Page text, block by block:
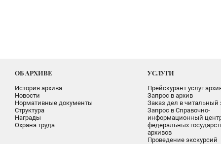
ОБ АРХИВЕ
История архива
Новости
Нормативные документы
Структура
Награды
Охрана труда
УСЛУГИ
Прейскурант услуг
Запрос в архив
Заказ дел в читальный
Запрос в Справочно-
информационный
федеральных
архивов
Проведение экскурсий